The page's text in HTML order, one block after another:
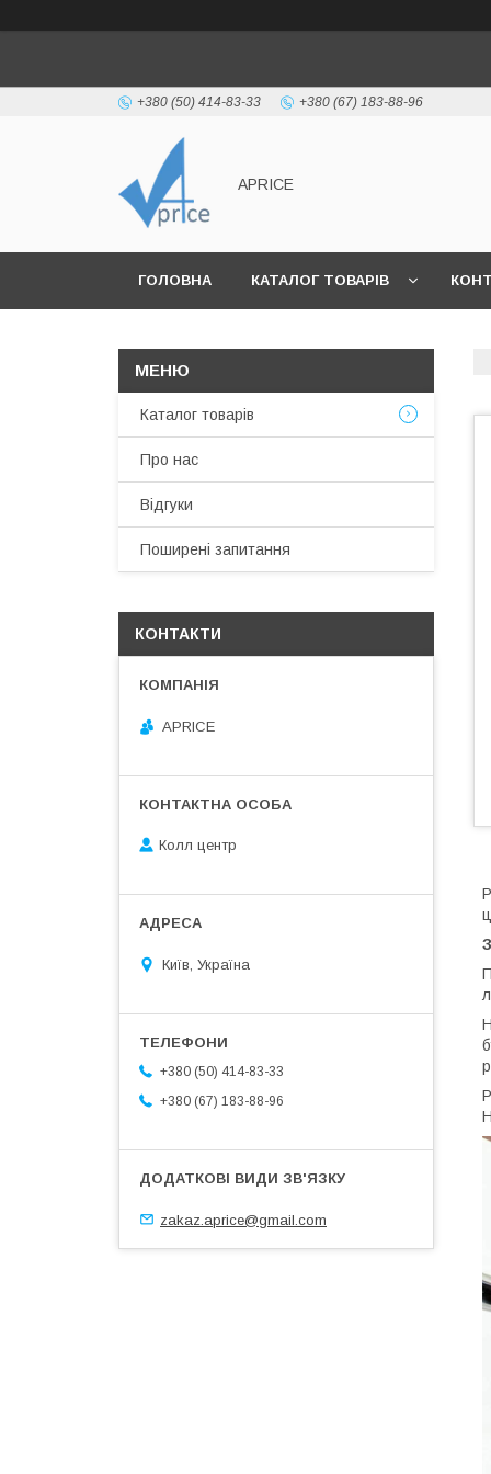
+380 (50) 414-83-33 +380 (67) 183-88-96
APRICE
ГОЛОВНА КАТАЛОГ ТОВАРІВ
Каталог товарів
Про нас
Відгуки
Поширені запитання
КОНТАКТИ
APRICE
Колл центр
Київ, Україна
+380 (50) 414-83-33
+380 (67) 183-88-96
zakaz.aprice@gmail.com